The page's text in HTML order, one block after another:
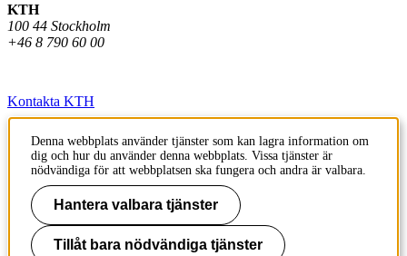
KTH
100 44 Stockholm
+46 8 790 60 00
Kontakta KTH
Jobba på KTH
Press och media
Faktura och betalning KTH
Om KTH:s webbplatser
Denna webbplats använder tjänster som kan lagra information om
dig och hur du använder denna webbplats. Vissa tjänster är
nödvändiga för att webbplatsen ska fungera och andra är valbara.
Hantera valbara tjänster
Tillåt bara nödvändiga tjänster